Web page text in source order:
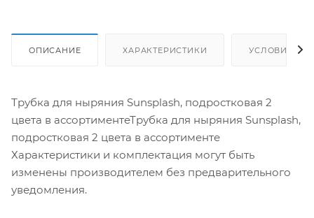
ОПИСАНИЕ ХАРАКТЕРИСТИКИ УСЛОВИЯ
Трубка для ныряния Sunsplash, подростковая 2
цвета в ассортиментеТрубка для ныряния Sunsplash,
подростковая 2 цвета в ассортименте
Характеристики и комплектация могут быть
изменены производителем без предварительного
уведомления.